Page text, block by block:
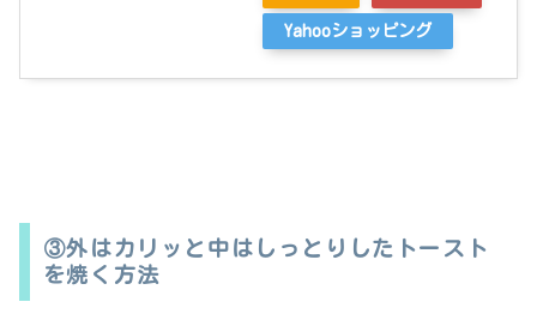
Yahooショッピング
③外はカリッと中はしっとりしたトースト
を焼く方法